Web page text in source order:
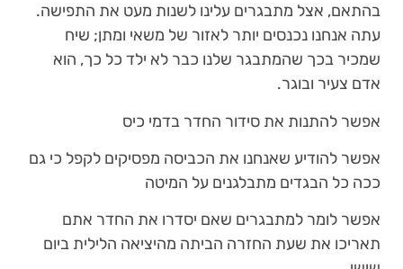
בהתאם, אצל מתבגרים עלינו לשנות מעט את התפישה.
עתה אנחנו נכנסים יותר לאזור של משאי ומתן; שיח
שמכיר בכך שהמתבגר שלנו כבר לא ילד כל כך, הוא
אדם צעיר ובוגר.
אפשר להתנות את סידור החדר בדמי כיס
אפשר להודיע שאנחנו את הכביסה מפסיקים לקפל כי גם
ככה כל הבגדים מתבלגנים על המיטה
אפשר לומר למתבגרים שאם יסדרו את החדר אתם
תאריכו את שעת החזרה הביתה מהיציאה הלילית ביום